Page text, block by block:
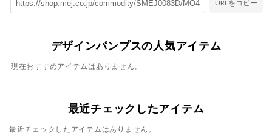
URLをコピー
デザインパンプスの人気アイテム
現在おすすめアイテムはありません。
最近チェックしたアイテム
最近チェックしたアイテムはありません。